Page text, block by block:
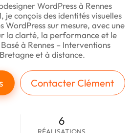
WordPress à Rennes
je conçois des identités visuelles
WordPress sur mesure, avec une
la clarté, la performance et le
à Rennes – Interventions
et à distance.
Contacter Clément
6